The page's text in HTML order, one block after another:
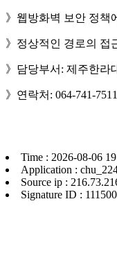
》웹방화벽 보안 정책
》정상적인 경로의 접
》담당부서: 제주한라
》연락처: 064-741-7511
Time : 2026-08-06
Application :
Source ip :
Signature ID :